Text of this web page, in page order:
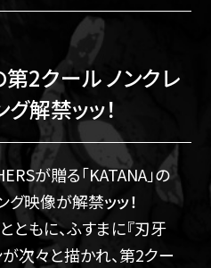
第2クール ノンクレ
解禁ッッ！
が贈る「KATANA」の
グ映像が解禁ッッ！
もに、ふすまに『刃牙
次々と描かれ、第2クー